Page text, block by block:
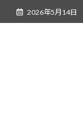
2026年5月14日